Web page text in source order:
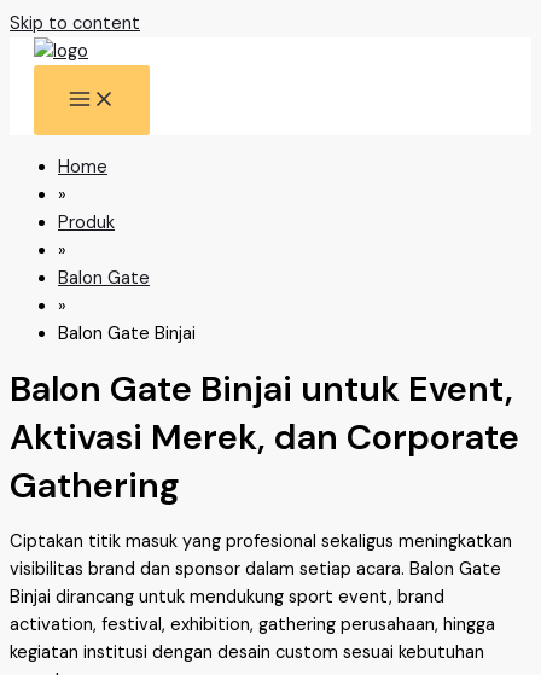
Skip to content
Home
»
Produk
»
Balon Gate
»
Balon Gate Binjai
Balon Gate Binjai untuk Event,
Aktivasi Merek, dan Corporate
Gathering
Ciptakan titik masuk yang profesional sekaligus meningkatkan
visibilitas brand dan sponsor dalam setiap acara. Balon Gate
Binjai dirancang untuk mendukung sport event, brand
activation, festival, exhibition, gathering perusahaan, hingga
kegiatan institusi dengan desain custom sesuai kebutuhan